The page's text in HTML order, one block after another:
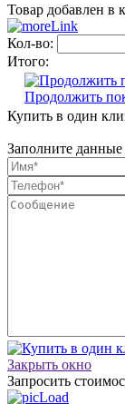
Товар добавлен в
Кол-во:
Итого:
Продолжить
Купить в один
Заполните данные
Закрыть окно
Запросить